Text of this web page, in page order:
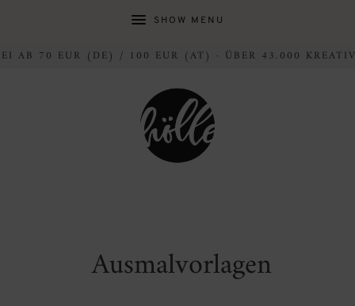
SHOW MENU
AB 70 EUR (DE) / 100 EUR (AT) · ÜBER 43.000
Ausmalvorlagen